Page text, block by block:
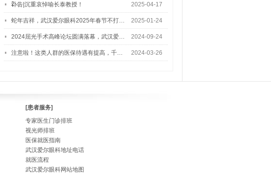
2…
讣告|沉重哀悼喻长泰教授！ 2025-04-17
蛇年吉祥，武汉爱尔眼科2025年春节不打… 2025-01-24
2024屈光手术高峰论坛圆满落幕，武汉爱… 2024-09-24
注意啦！这类人群的医保待遇有提高，千… 2024-03-26
[患者服务]
专家医生门诊排班
视光师排班
医保就医指南
武汉爱尔眼科地址电话
就医流程
武汉爱尔眼科网站地图